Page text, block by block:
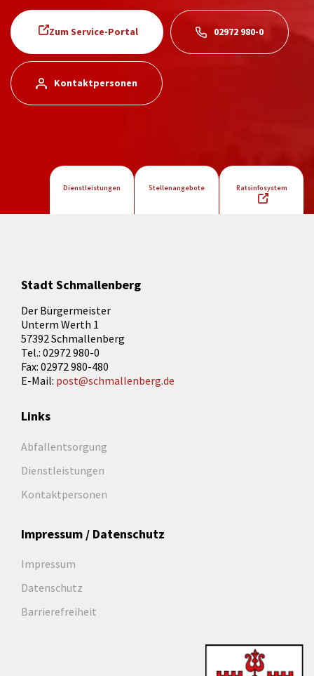
Zum Service-Portal 02972 980-0
Kontaktpersonen
Dienstleistungen Stellenangebote Ratsinfosystem
Stadt Schmallenberg
Der Bürgermeister
Unterm Werth 1
57392 Schmallenberg
Tel.: 02972 980-0
Fax: 02972 980-480
E-Mail: post@schmallenberg.de
Links
Abfallentsorgung
Dienstleistungen
Kontaktpersonen
Impressum / Datenschutz
Impressum
Datenschutz
Barrierefreiheit